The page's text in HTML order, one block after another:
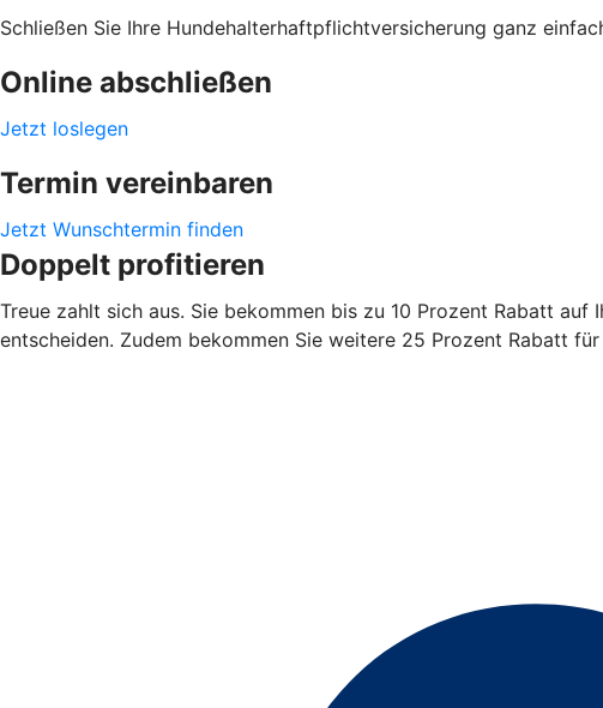
Schließen Sie Ihre Hundehalterhaftpflichtversicherung ganz
Online abschließen
Jetzt loslegen
Termin vereinbaren
Jetzt Wunschtermin finden
Doppelt profitieren
Treue zahlt sich aus. Sie bekommen bis zu 10 Prozent Rabatt
entscheiden. Zudem bekommen Sie weitere 25 Prozent Rabatt